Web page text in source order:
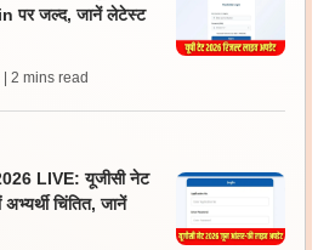
पर जल्द, जानें लेटेस्ट
| 2 mins read
LIVE: यूजीसी नेट
चिंतित, जानें